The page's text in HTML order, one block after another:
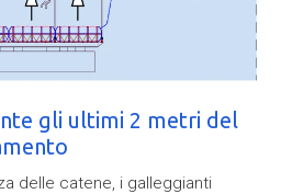
gli ultimi 2 metri del
delle catene, i galleggianti